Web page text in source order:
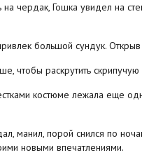
чердак, Гошка увидел на
большой сундук.
чтобы раскрутить
костюме лежала еще
манил, порой снился по
новыми впечатлениями.